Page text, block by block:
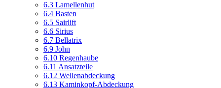
6.3 Lamellenhut
6.4 Basten
6.5 Sairlift
6.6 Sirius
6.7 Bellatrix
6.9 John
6.10 Regenhaube
6.11 Ansatzteile
6.12 Wellenabdeckung
6.13 Kaminkopf-Abdeckung